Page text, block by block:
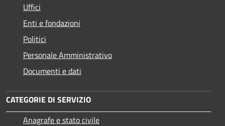
Uffici
Enti e fondazioni
Politici
Personale Amministrativo
Documenti e dati
CATEGORIE DI SERVIZIO
Anagrafe e stato civile